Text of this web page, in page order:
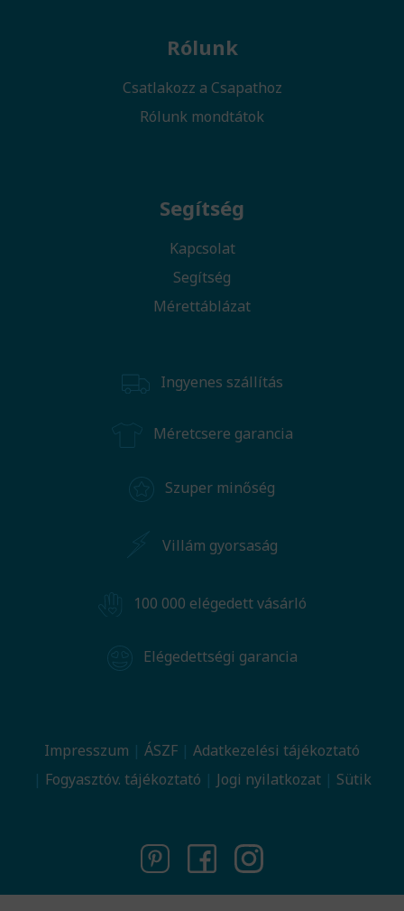
Rólunk
Csatlakozz a Csapathoz
Rólunk mondtátok
Segítség
Kapcsolat
Segítség
Mérettáblázat
Ingyenes szállítás
Méretcsere garancia
Szuper minőség
Villám gyorsaság
100 000 elégedett vásárló
Elégedettségi garancia
Impresszum ÁSZF
Adatkezelési tájékoztató
Fogyasztóv. tájékoztató
Jogi nyilatkozat Sütik